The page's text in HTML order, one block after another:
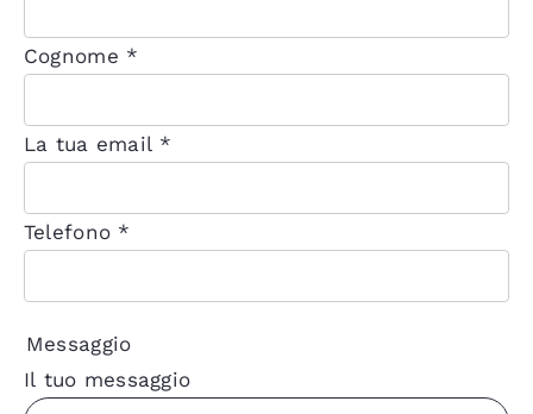
Cognome *
La tua email *
Telefono *
Messaggio
Il tuo messaggio